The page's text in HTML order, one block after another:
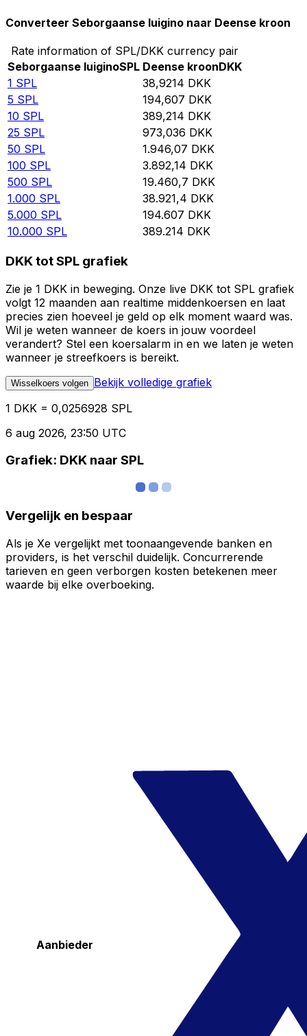
Converteer Seborgaanse luigino naar Deense kroon
Rate information of SPL/DKK currency pair
Seborgaanse luiginoSPL Deense kroonDKK
1 SPL 38,9214 DKK
5 SPL 194,607 DKK
10 SPL 389,214 DKK
25 SPL 973,036 DKK
50 SPL 1.946,07 DKK
100 SPL 3.892,14 DKK
500 SPL 19.460,7 DKK
1.000 SPL 38.921,4 DKK
5.000 SPL 194.607 DKK
10.000 SPL 389.214 DKK
DKK tot SPL grafiek
Zie je 1 DKK in beweging. Onze live DKK tot SPL grafiek
volgt 12 maanden aan realtime middenkoersen en laat
precies zien hoeveel je geld op elk moment waard was.
Wil je weten wanneer de koers in jouw voordeel
verandert? Stel een koersalarm in en we laten je weten
wanneer je streefkoers is bereikt.
Wisselkoers volgen Bekijk volledige grafiek
1 DKK = 0,0256928 SPL
6 aug 2026, 23:50 UTC
Grafiek: DKK naar SPL
Vergelijk en bespaar
Als je Xe vergelijkt met toonaangevende banken en
providers, is het verschil duidelijk. Concurrerende
tarieven en geen verborgen kosten betekenen meer
waarde bij elke overboeking.
Aanbieder